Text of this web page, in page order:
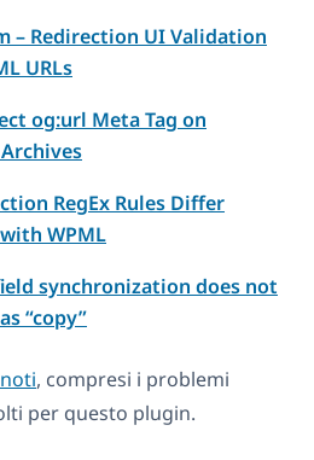
– Redirection UI Validation
URLs
og:url Meta Tag on
RegEx Rules Differ
WPML
synchronization does not
“copy”
, compresi i problemi
per questo plugin.